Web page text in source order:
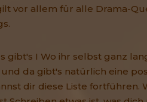
vor allem für alle Drama-
gibt's I Wo ihr selbst ganz
da gibt's natürlich eine
dir diese Liste fortführen.